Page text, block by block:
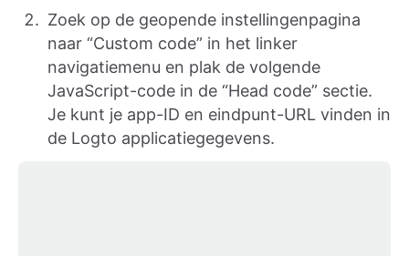
Zoek op de geopende instellingenpagina
naar “Custom code” in het linker
navigatiemenu en plak de volgende
JavaScript-code in de “Head code” sectie.
Je kunt je app-ID en eindpunt-URL vinden in
de Logto applicatiegegevens.